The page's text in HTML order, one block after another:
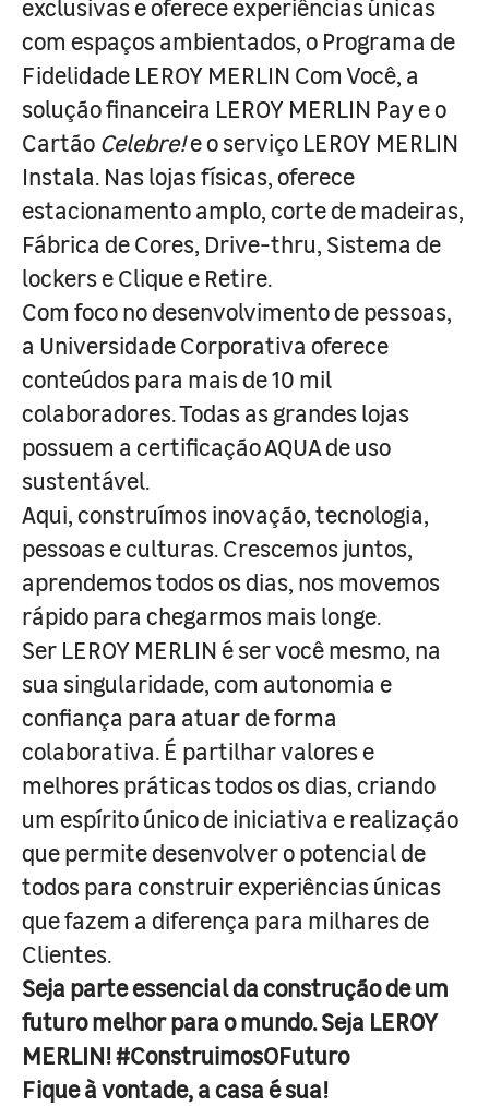
exclusivas e oferece experiências únicas
com espaços ambientados, o Programa de
Fidelidade LEROY MERLIN Com Você, a
solução financeira LEROY MERLIN Pay e o
Cartão Celebre!e o serviço LEROY MERLIN
Instala. Nas lojas físicas, oferece
estacionamento amplo, corte de madeiras,
Fábrica de Cores, Drive-thru, Sistema de
lockers e Clique e Retire.
Com foco no desenvolvimento de pessoas,
a Universidade Corporativa oferece
conteúdos para mais de 10 mil
colaboradores. Todas as grandes lojas
possuem a certificação AQUA de uso
sustentável.
Aqui, construímos inovação, tecnologia,
pessoas e culturas. Crescemos juntos,
aprendemos todos os dias, nos movemos
rápido para chegarmos mais longe.
Ser LEROY MERLIN é ser você mesmo, na
sua singularidade, com autonomia e
confiança para atuar de forma
colaborativa. É partilhar valores e
melhores práticas todos os dias, criando
um espírito único de iniciativa e realização
que permite desenvolver o potencial de
todos para construir experiências únicas
que fazem a diferença para milhares de
Clientes.
Seja parte essencial da construção de um
futuro melhor para o mundo. Seja LEROY
MERLIN! #ConstruimosOFuturo
Fique à vontade, a casa é sua!